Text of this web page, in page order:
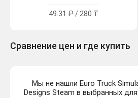
49.31 ₽ / 280 ₸
Сравнение цен и где купить
Мы не нашли Euro Truck
Designs Steam в выбранных для